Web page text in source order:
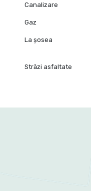
Canalizare
Gaz
La șosea
Străzi asfaltate